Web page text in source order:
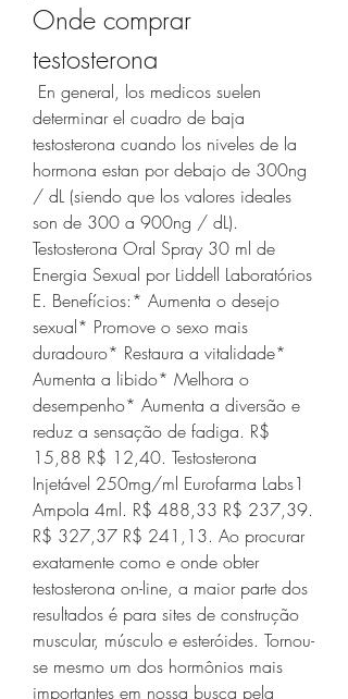
Onde comprar
testosterona
determinar el cuadro de baja
testosterona cuando los niveles de la
hormona estan por debajo de 300ng
/ dL (siendo que los valores ideales
son de 300 a 900ng / dL).
Testosterona Oral Spray 30 ml de
Energia Sexual por Liddell Laboratórios
E. Benefícios:* Aumenta o desejo
sexual* Promove o sexo mais
duradouro* Restaura a vitalidade*
Aumenta a libido* Melhora o
desempenho* Aumenta a diversão e
reduz a sensação de fadiga. R$
15,88 R$ 12,40. Testosterona
Injetável 250mg/ml Eurofarma Labs1
Ampola 4ml. R$ 488,33 R$ 237,39.
R$ 327,37 R$ 241,13. Ao procurar
exatamente como e onde obter
testosterona on-line, a maior parte dos
resultados é para sites de construção
muscular, músculo e esteróides. Tornou-
se mesmo um dos hormônios mais
importantes em nossa busca pela